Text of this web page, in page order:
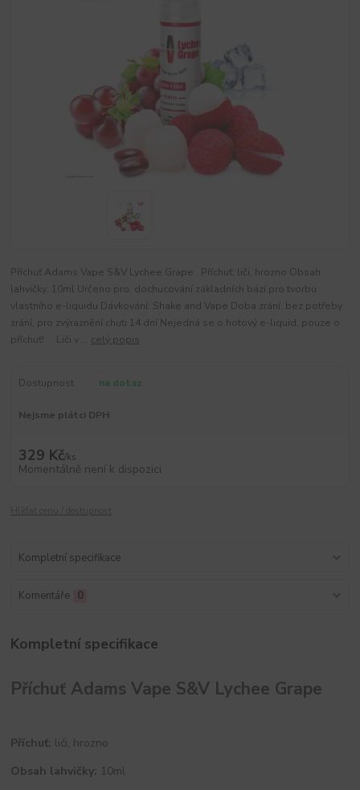
Příchuť Adams Vape S&V Lychee Grape Příchuť: liči, hrozno Obsah
lahvičky: 10ml Určeno pro: dochucování základních bází pro tvorbu
vlastního e-liquidu Dávkování: Shake and Vape Doba zrání: bez potřeby
zrání, pro zvýraznění chuti 14 dní Nejedná se o hotový e-liquid, pouze o
příchuť! Liči v ... celý popis
Dostupnost na dotaz
Nejsme plátci DPH
329 Kč/ks
Momentálně není k dispozici
Kompletní specifikace
Komentáře 0
Kompletní specifikace
Příchuť Adams Vape S&V Lychee Grape
Příchuť: liči, hrozno
Obsah lahvičky: 10ml